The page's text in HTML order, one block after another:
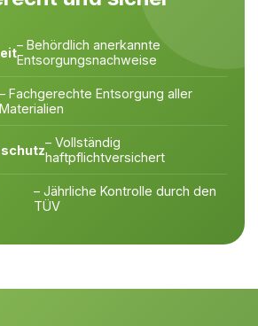
– Behördlich anerkannte
Entsorgungsnachweise
– Fachgerechte Entsorgung aller
Materialien
– Vollständig
haftpflichtversichert
– Jährliche Kontrolle durch den
TÜV